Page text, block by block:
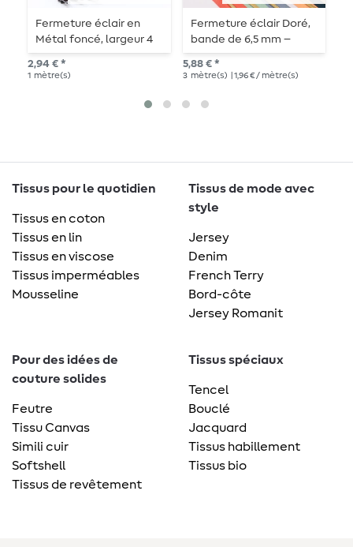
Fermeture éclair en
Métal foncé, largeur 4
mm - longueur 1 m -
métallisée
2,94 € *
1 mètre(s)
Fermeture éclair Doré,
bande de 6,5 mm –
longueur 3 m –
métallisée
5,88 € *
3 mètre(s) | 1,96 € / mètre(s)
Tissus pour le quotidien
Tissus en coton
Tissus en lin
Tissus en viscose
Tissus imperméables
Mousseline
Tissus de mode avec
style
Jersey
Denim
French Terry
Bord-côte
Jersey Romanit
Pour des idées de
couture solides
Feutre
Tissu Canvas
Simili cuir
Softshell
Tissus de revêtement
Tissus spéciaux
Tencel
Bouclé
Jacquard
Tissus habillement
Tissus bio